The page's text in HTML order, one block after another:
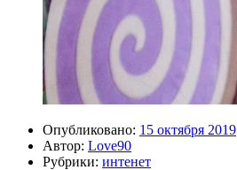
Опубликовано: 15 октября 2019
Автор: Love90
Рубрики: интенет